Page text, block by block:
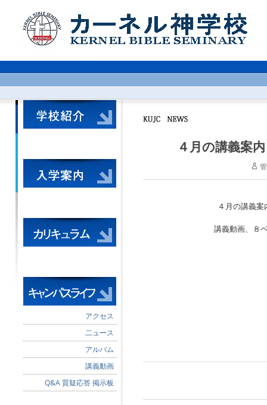
アクセス
二ュース
アルバム
講義動画
Q&A 質疑応答 掲示板
４月の講義案
４月の講義
講義動画、８